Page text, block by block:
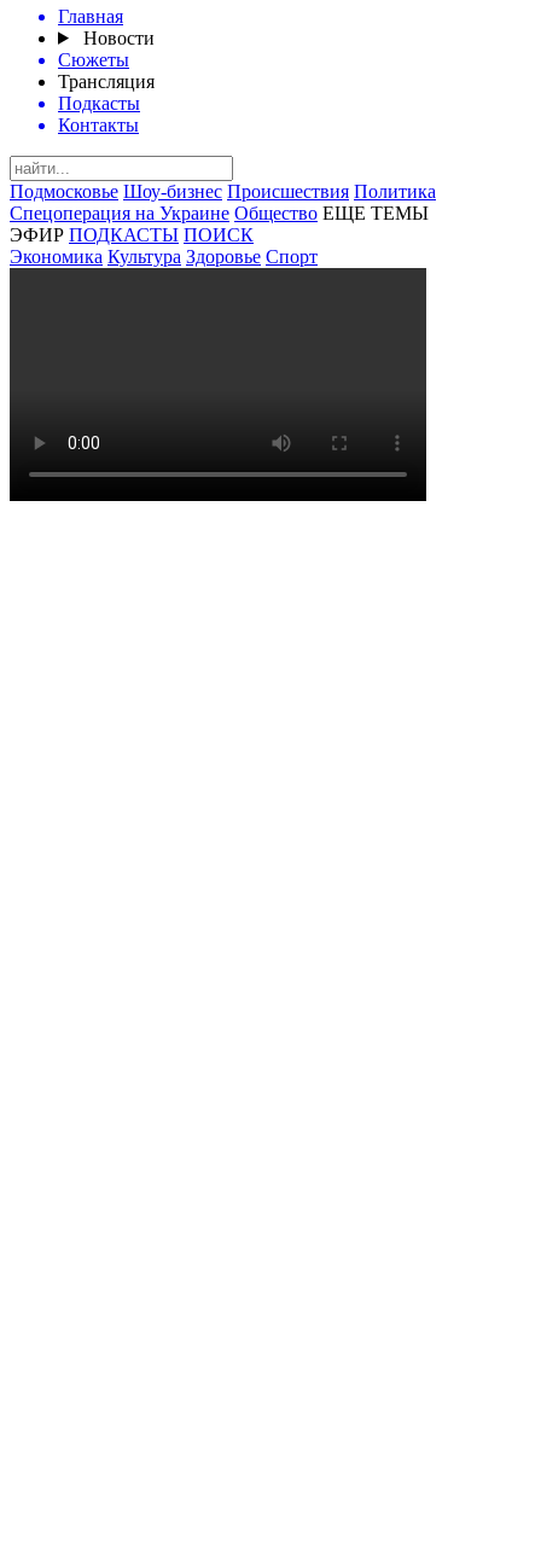
Главная
Новости
Сюжеты
Трансляция
Подкасты
Контакты
Подмосковье Шоу-бизнес Происшествия Политика
Спецоперация на Украине Общество ЕЩЕ ТЕМЫ
ЭФИР ПОДКАСТЫ ПОИСК
Экономика Культура Здоровье Спорт